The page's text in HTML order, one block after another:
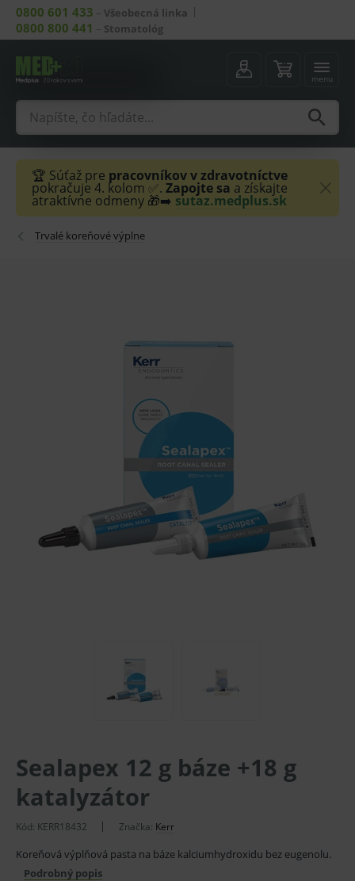
0800 601 433 – Všeobecná linka
0800 800 441 – Stomatológ
menu
🏆 Súťaž pre pracovníkov v zdravotníctve
pokračuje 4. kolom ✅. Zapojte sa a získajte
atraktívne odmeny 🎁➡️ sutaz.medplus.sk
Trvalé koreňové výplne
Sealapex 12 g báze +18 g
katalyzátor
Kód: KERR18432 Značka: Kerr
Koreňová výplňová pasta na báze kalciumhydroxidu bez eugenolu.
Podrobný popis